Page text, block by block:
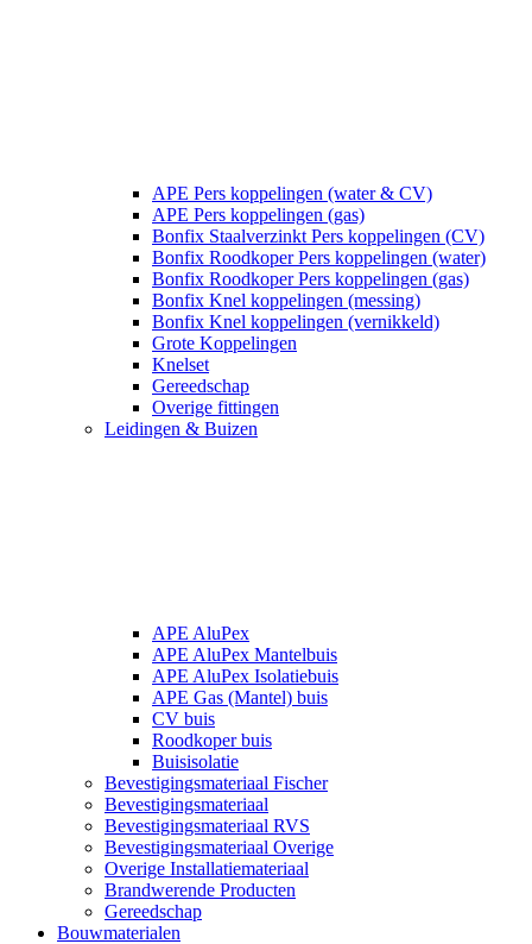
APE Pers koppelingen (water & CV)
APE Pers koppelingen (gas)
Bonfix Staalverzinkt Pers koppelingen (CV)
Bonfix Roodkoper Pers koppelingen (water)
Bonfix Roodkoper Pers koppelingen (gas)
Bonfix Knel koppelingen (messing)
Bonfix Knel koppelingen (vernikkeld)
Grote Koppelingen
Knelset
Gereedschap
Overige fittingen
Leidingen & Buizen
APE AluPex
APE AluPex Mantelbuis
APE AluPex Isolatiebuis
APE Gas (Mantel) buis
CV buis
Roodkoper buis
Buisisolatie
Bevestigingsmateriaal Fischer
Bevestigingsmateriaal
Bevestigingsmateriaal RVS
Bevestigingsmateriaal Overige
Overige Installatiemateriaal
Brandwerende Producten
Gereedschap
Bouwmaterialen